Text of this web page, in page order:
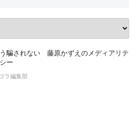
騙されない 藤原かずえのメディアリテ
ー
ラ編集部